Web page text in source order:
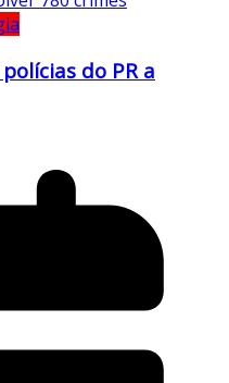
do PR a